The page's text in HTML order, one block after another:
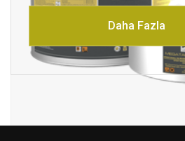
Daha Fazla